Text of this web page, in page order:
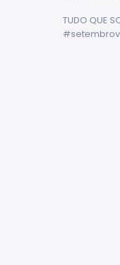
TUDO QUE